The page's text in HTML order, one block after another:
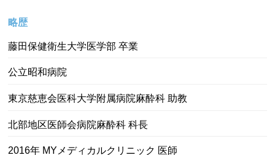
略歴
藤田保健衛生大学医学部 卒業
公立昭和病院
東京慈恵会医科大学附属病院麻酔科 助教
北部地区医師会病院麻酔科 科長
2016年 MYメディカルクリニック 医師